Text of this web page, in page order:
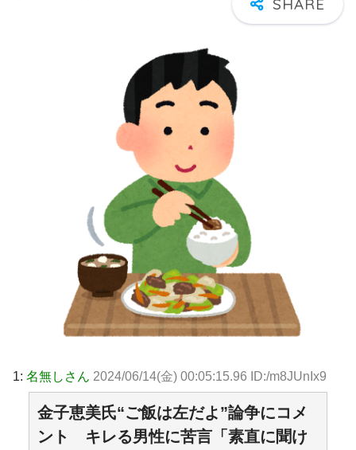
1: 名無しさん 2024/06/14(金) 00:05:15.96 ID:/m8JUnIx9
金子恵美氏“ご飯は左だよ”論争にコメ
ント キレる男性に苦言「素直に聞け